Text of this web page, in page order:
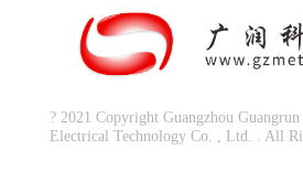
? 2021 Copyright Guangzhou
Electrical Technology Co. , Ltd. . All